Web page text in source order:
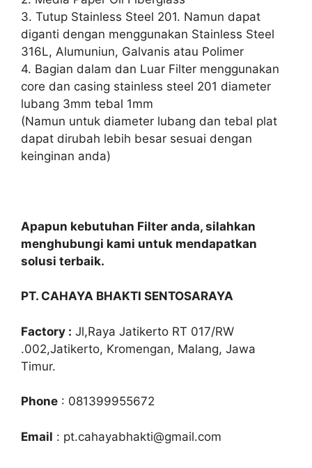
3. Tutup Stainless Steel 201. Namun dapat
diganti dengan menggunakan Stainless Steel
316L, Alumuniun, Galvanis atau Polimer
4. Bagian dalam dan Luar Filter menggunakan
core dan casing stainless steel 201 diameter
lubang 3mm tebal 1mm
(Namun untuk diameter lubang dan tebal plat
dapat dirubah lebih besar sesuai dengan
keinginan anda)
Apapun kebutuhan Filter anda, silahkan
menghubungi kami untuk mendapatkan
solusi terbaik.
PT. CAHAYA BHAKTI SENTOSARAYA
Factory : Jl,Raya Jatikerto RT 017/RW
.002,Jatikerto, Kromengan, Malang, Jawa
Timur.
Phone : 081399955672
Email : pt.cahayabhakti@gmail.com